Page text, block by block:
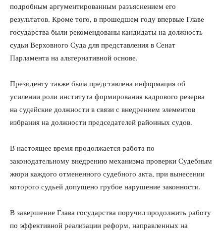
подробным аргументированным разъяснением его
результатов. Кроме того, в прошедшем году впервые Главе
государства были рекомендованы кандидаты на должность
судьи Верховного Суда для представления в Сенат
Парламента на альтернативной основе.
Президенту также была представлена информация об
усилении роли института формирования кадрового резерва
на судейские должности в связи с внедрением элементов
избрания на должности председателей районных судов.
В настоящее время продолжается работа по
законодательному внедрению механизма проверки Судебным
жюри каждого отмененного судебного акта, при вынесении
которого судьей допущено грубое нарушение законности.
В завершение Глава государства поручил продолжить работу
по эффективной реализации реформ, направленных на